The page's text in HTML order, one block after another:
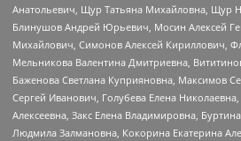
Анатольевич, Щур Татьяна Михайловна, Щур
Блинушов Андрей Юрьевич, Мосин Алексей
Михайлович, Симонов Алексей Кириллович,
Мельникова Валентина Дмитриевна,
Баженова Светлана Куприяновна, Максимов
Сергей Иванович, Голубева Елена
Алексеевна, Закс Елена Владимировна,
Людмила Залмановна, Кокорина Екатерина